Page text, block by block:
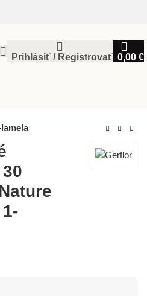
Prihlásiť / Registrovať 0,00 €